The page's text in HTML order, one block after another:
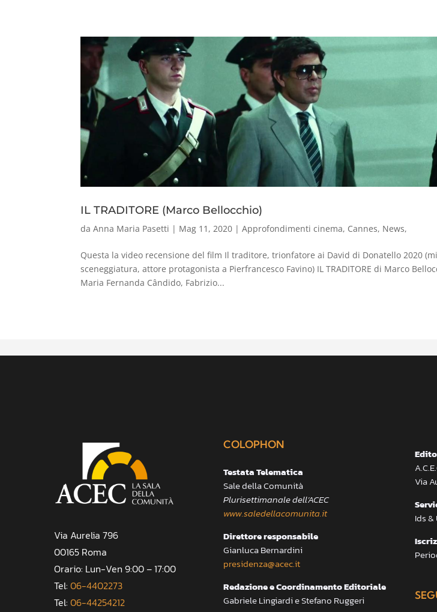
IL TRADITORE (Marco Bellocchio)
daAnna Maria Pasetti | Mag 11, 2020 |Approfondimenti cinema, Cannes, News,
Questa la video recensione del film Il traditore, trionfatore ai David di Donatello 2020
sceneggiatura, attore protagonista a Pierfrancesco Favino) IL TRADITORE di Marco
Maria Fernanda Cândido, Fabrizio...
Via Aurelia 796
00165 Roma
Orario: Lun-Ven 9:00 – 17:00
Tel: 06-4402273
Tel: 06-44254212
COLOPHON
Testata Telematica
Sale della Comunità
Plurisettimanale dell’ACEC
www.saledellacomunita.it
Direttore responsabile
Gianluca Bernardini
presidenza@acec.it
Redazione e Coordinamento Editoriale
Gabriele Lingiardi e Stefano Ruggeri
Via
Ids